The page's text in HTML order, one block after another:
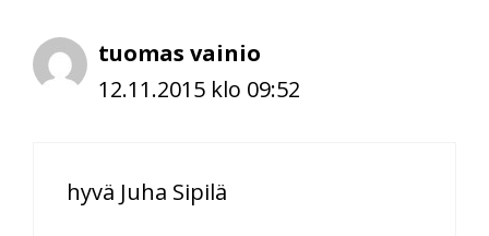
tuomas vainio
12.11.2015 klo 09:52
hyvä Juha Sipilä